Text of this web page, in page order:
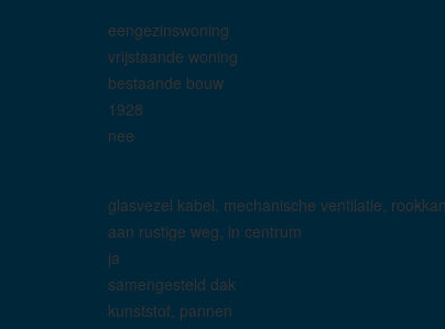
eengezinswoning
vrijstaande woning
bestaande bouw
1928
nee
glasvezel kabel, mechanische ventilatie,
aan rustige weg, in centrum
ja
samengesteld dak
kunststof, pannen